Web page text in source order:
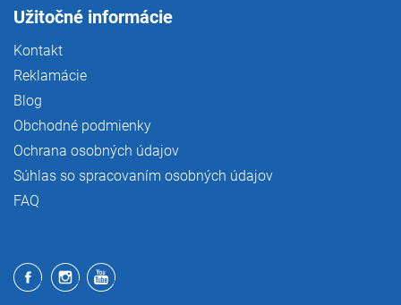
Užitočné informácie
Kontakt
Reklamácie
Blog
Obchodné podmienky
Ochrana osobných údajov
Súhlas so spracovaním osobných údajov
FAQ